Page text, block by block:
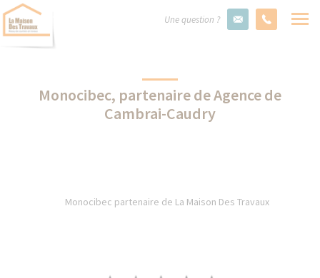
Une question ?
Monocibec, partenaire de Agence de
Cambrai-Caudry
Monocibec partenaire de La Maison Des Travaux